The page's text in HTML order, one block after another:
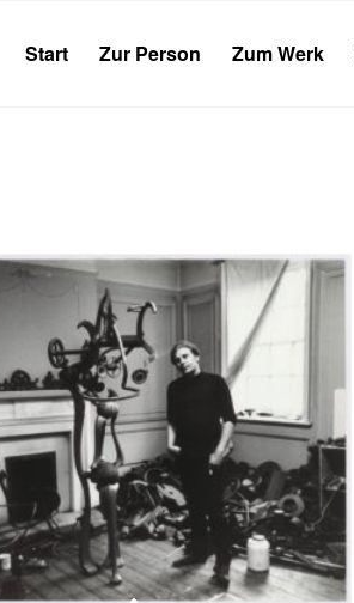
Start Zur Person Zum Werk